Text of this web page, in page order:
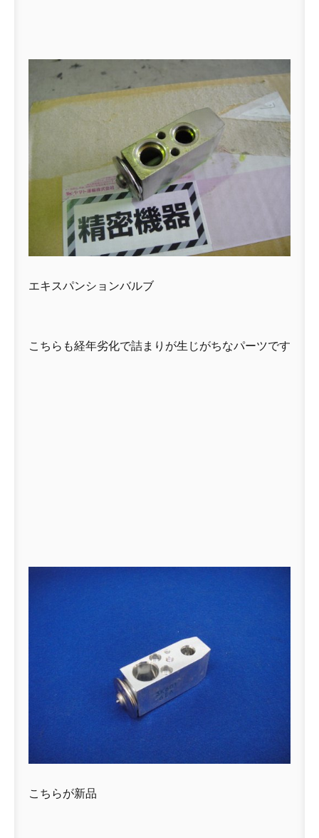
エキスパンションバルブ
こちらも経年劣化で詰まりが生じがちなパーツです
こちらが新品